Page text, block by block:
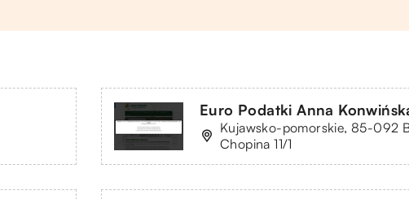
Euro Podatki Anna
Kujawsko-pomorskie, 85-092
Chopina 11/1